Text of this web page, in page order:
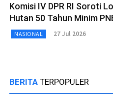
Komisi IV DPR RI Soroti
Hutan 50 Tahun Minim
NASIONAL 27 Jul 2026
BERITA TERPOPULER